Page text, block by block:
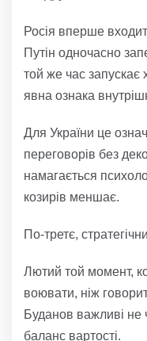
Росія вперше
Путін одночасно
той же час запускає
явна ознака
Для України це
переговорів без
намагається
козирів меншає.
По-третє,
Лютий той момент,
воювати, ніж
Буданов важливі не
баланс вартості.